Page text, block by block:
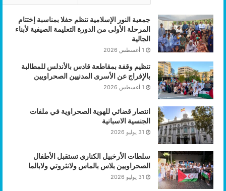
جمعية النور الإسلامية تنظم حفلا بمناسبة إختتام
المرحلة الأولى من الدورة التعليمة الصيفية لأبناء
الجالية
1 أغسطس 2026
تنظيم وقفة بمقاطعة قادس بالأندلس للمطالبة
بالإفراج عن الأسرى المدنيين الصحراويين
1 أغسطس 2026
انتصار قضائي للهوية الصحراوية في ملفات
الجنسية الاسبانية
31 يوليو 2026
سلطات الأرخبيل الكناري تستقبل الأطفال
الصحراويين بلاس بالماس ولانثروتي ولابالما
31 يوليو 2026